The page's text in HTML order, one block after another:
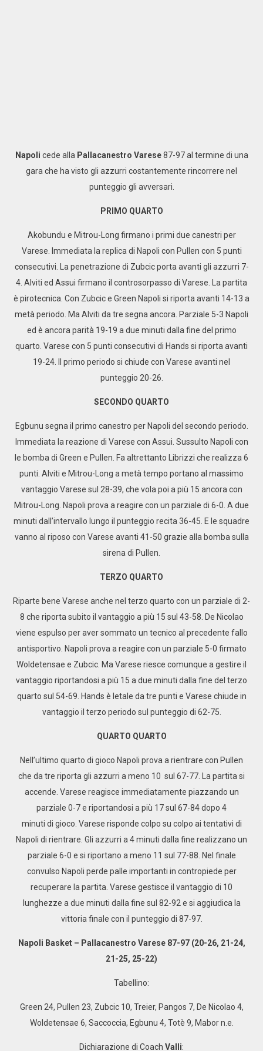
Napoli cede alla Pallacanestro Varese87-97 al termine di una
gara che ha visto gli azzurri costantemente rincorrere nel
punteggio gli avversari.
PRIMO QUARTO
Akobundu e Mitrou-Long firmano i primi due canestri per
Varese. Immediata la replica di Napoli con Pullen con 5 punti
consecutivi. La penetrazione di Zubcic porta avanti gli azzurri 7-
4. Alviti ed Assui firmano il controsorpasso di Varese. La partita
è pirotecnica. Con Zubcic e Green Napoli si riporta avanti 14-13 a
metà periodo. Ma Alviti da tre segna ancora. Parziale 5-3 Napoli
ed è ancora parità 19-19 a due minuti dalla fine del primo
quarto. Varese con 5 punti consecutivi di Hands si riporta avanti
19-24. Il primo periodo si chiude con Varese avanti nel
punteggio 20-26.
SECONDO QUARTO
Egbunu segna il primo canestro per Napoli del secondo periodo.
Immediata la reazione di Varese con Assui. Sussulto Napoli con
le bomba di Green e Pullen. Fa altrettanto Librizzi che realizza 6
punti. Alviti e Mitrou-Long a metà tempo portano al massimo
vantaggio Varese sul 28-39, che vola poi a più 15 ancora con
Mitrou-Long. Napoli prova a reagire con un parziale di 6-0. A due
minuti dall’intervallo lungo il punteggio recita 36-45. E le squadre
vanno al riposo con Varese avanti 41-50 grazie alla bomba sulla
sirena di Pullen.
TERZO QUARTO
Riparte bene Varese anche nel terzo quarto con un parziale di 2-
8 che riporta subito il vantaggio a più 15 sul 43-58. De Nicolao
viene espulso per aver sommato un tecnico al precedente fallo
antisportivo. Napoli prova a reagire con un parziale 5-0 firmato
Woldetensae e Zubcic. Ma Varese riesce comunque a gestire il
vantaggio riportandosi a più 15 a due minuti dalla fine del terzo
quarto sul 54-69. Hands è letale da tre punti e Varese chiude in
vantaggio il terzo periodo sul punteggio di 62-75.
QUARTO QUARTO
Nell’ultimo quarto di gioco Napoli prova a rientrare con Pullen
che da tre riporta gli azzurri a meno 10 sul 67-77. La partita si
accende. Varese reagisce immediatamente piazzando un
parziale 0-7 e riportandosi a più 17 sul 67-84 dopo 4
minuti di gioco. Varese risponde colpo su colpo ai tentativi di
Napoli di rientrare. Gli azzurri a 4 minuti dalla fine realizzano un
parziale 6-0 e si riportano a meno 11 sul 77-88. Nel finale
convulso Napoli perde palle importanti in contropiede per
recuperare la partita. Varese gestisce il vantaggio di 10
lunghezze a due minuti dalla fine sul 82-92 e si aggiudica la
vittoria finale con il punteggio di 87-97.
Napoli Basket – Pallacanestro Varese 87-97 (20-26, 21-24,
21-25, 25-22)
Tabellino:
Green 24, Pullen 23, Zubcic 10, Treier, Pangos 7, De Nicolao 4,
Woldetensae 6, Saccoccia, Egbunu 4, Totè 9, Mabor n.e.
Dichiarazione di Coach Valli: